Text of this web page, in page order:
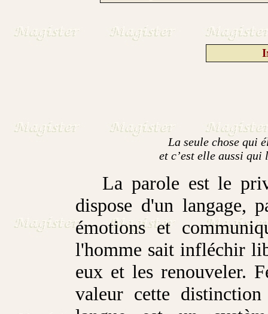
La seule chose qui
et c’est elle aussi qui
La parole est le
dispose d'un langage,
émotions et
l'homme sait infléchir
eux et les renouveler.
valeur cette